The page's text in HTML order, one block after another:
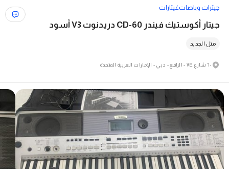
جيترات وباصاتغيتارات
جيتار أكوستيك فيندر CD-60 دريدنوت V3 أسود
مثل الجديد
٦٠ شارع ٧E - الرافع - دبي - الإمارات العربية المتحدة